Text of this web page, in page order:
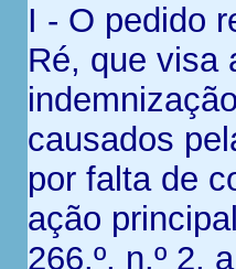
I - O pedido
Ré, que visa
causados
por falta de
ação
266.º, n.º 2,